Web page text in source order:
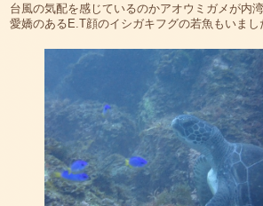
台風の気配を感じているのかアオウミガメが内
愛嬌のあるE.T顔のイシガキフグの若魚もいまし